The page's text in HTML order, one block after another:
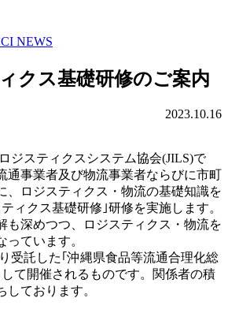
NEWS
クス基礎研修のご案内
2023.10.16
ジスティクスシステム協会(JILS)で
通事業者及び物流事業者ならびに市町
、ロジスティクス・物流の基礎知識を
ィクス基礎研修｣研修を実施します。
も深めつつ、ロジスティクス・物流を
ています。
受託した｢沖縄県食品等流通合理化総
て開催されるものです。関係者の積
ております。